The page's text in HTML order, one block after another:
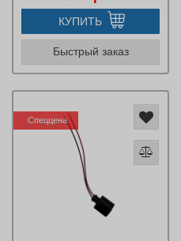
КУПИТЬ
Быстрый заказ
Спеццена